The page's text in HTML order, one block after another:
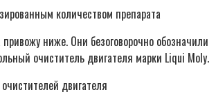
количеством препарата
ниже. Они безоговорочно обозначили
очиститель двигателя марки Liqui Moly.
двигателя